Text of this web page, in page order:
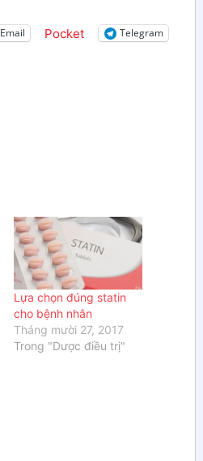
Email Pocket
Telegram
Lựa chọn đúng statin
cho bệnh nhân
Tháng mười 27, 2017
Trong "Dược điều trị"